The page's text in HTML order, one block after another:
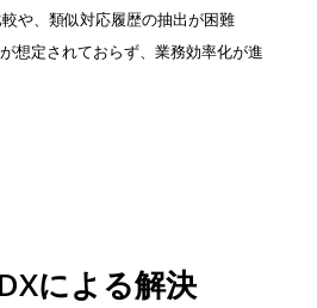
や、類似対応履歴の抽出が困難
想定されておらず、業務効率化が進
による解決